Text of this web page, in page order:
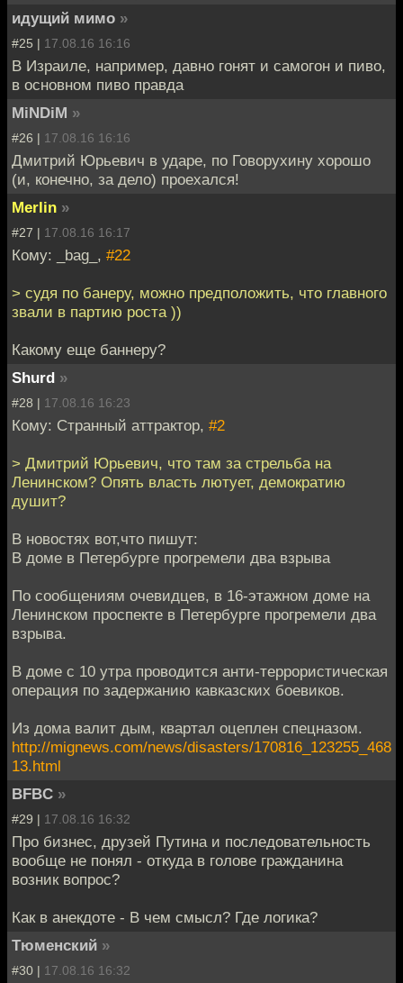
идущий мимо »
#25 | 17.08.16 16:16
В Израиле, например, давно гонят и самогон и пиво,
в основном пиво правда
MiNDiM »
#26 | 17.08.16 16:16
Дмитрий Юрьевич в ударе, по Говорухину хорошо
(и, конечно, за дело) проехался!
Merlin »
#27 | 17.08.16 16:17
Кому: _bag_, #22
> судя по банеру, можно предположить, что главного
звали в партию роста ))
Какому еще баннеру?
Shurd »
#28 | 17.08.16 16:23
Кому: Странный аттрактор, #2
> Дмитрий Юрьевич, что там за стрельба на
Ленинском? Опять власть лютует, демократию
душит?
В новостях вот,что пишут:
В доме в Петербурге прогремели два взрыва
По сообщениям очевидцев, в 16-этажном доме на
Ленинском проспекте в Петербурге прогремели два
взрыва.
В доме с 10 утра проводится анти-террористическая
операция по задержанию кавказских боевиков.
Из дома валит дым, квартал оцеплен спецназом.
http://mignews.com/news/disasters/170816_123255_468
13.html
BFBC »
#29 | 17.08.16 16:32
Про бизнес, друзей Путина и последовательность
вообще не понял - откуда в голове гражданина
возник вопрос?
Как в анекдоте - В чем смысл? Где логика?
Тюменский »
#30 | 17.08.16 16:32